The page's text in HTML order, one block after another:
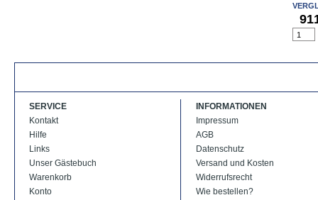
SERVICE
Kontakt
Hilfe
Links
Unser Gästebuch
Warenkorb
Konto
INFORMATIONEN
Impressum
AGB
Datenschutz
Versand und Kosten
Widerrufsrecht
Wie bestellen?